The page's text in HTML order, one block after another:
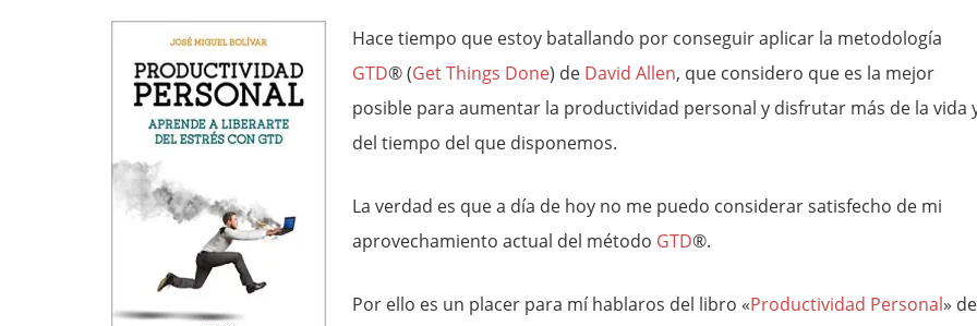
Hace tiempo que estoy batallando por conseguir aplicar la metodología
GTD® (Get Things Done) de David Allen, que considero que es la mejor
posible para aumentar la productividad personal y disfrutar más de la vida
del tiempo del que disponemos.
La verdad es que a día de hoy no me puedo considerar satisfecho de mi
aprovechamiento actual del método GTD®.
Por ello es un placer para mí hablaros del libro «Productividad Personal» de